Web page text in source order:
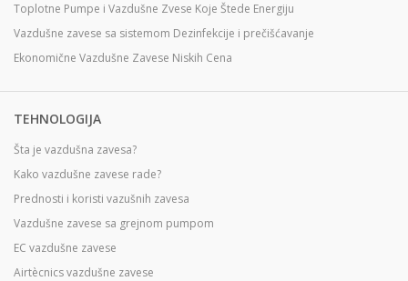
Toplotne Pumpe i Vazdušne Zvese Koje Štede Energiju
Vazdušne zavese sa sistemom Dezinfekcije i prečišćavanje
Ekonomične Vazdušne Zavese Niskih Cena
TEHNOLOGIJA
Šta je vazdušna zavesa?
Kako vazdušne zavese rade?
Prednosti i koristi vazušnih zavesa
Vazdušne zavese sa grejnom pumpom
EC vazdušne zavese
Airtècnics vazdušne zavese